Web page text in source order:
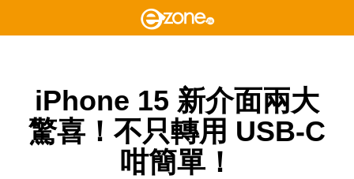
iPhone 15 新介面兩大
驚喜！不只轉用 USB-C
咁簡單！